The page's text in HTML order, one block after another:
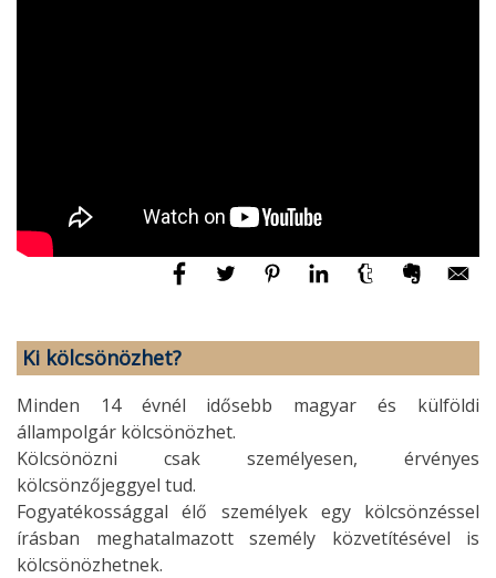
Ki kölcsönözhet?
Minden 14 évnél idősebb magyar és külföldi
állampolgár kölcsönözhet.
Kölcsönözni csak személyesen, érvényes
kölcsönzőjeggyel tud.
Fogyatékossággal élő személyek egy kölcsönzéssel
írásban meghatalmazott személy közvetítésével is
kölcsönözhetnek.